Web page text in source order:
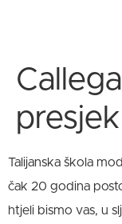
Talijanska škola
čak 20 godina
htjeli bismo vas, u